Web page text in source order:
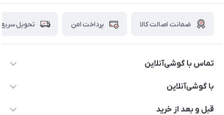
ضمانت اصالت کالا پرداخت امن تحویل سریع
تماس با گوشی‌آنلاین
۰۲۱91001221
با گوشی‌آنلاین
درباره ما
قبل و بعد از خرید